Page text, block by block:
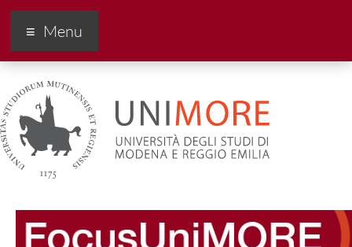
FocusUnimore
Menu